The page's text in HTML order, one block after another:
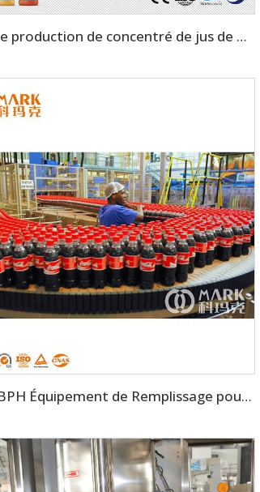
ligne de production de concentré de jus de 3000 à 4000 BPH
2 000 BPH Équipement de Remplissage pour Boissons Gazéifiées, Sodas et Boissons Soft